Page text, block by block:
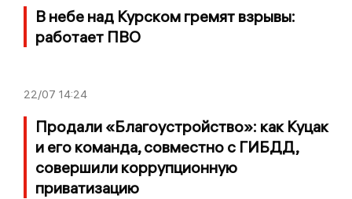
В небе над Курском гремят взрывы:
работает ПВО
22/07 14:24
Продали «Благоустройство»: как Куцак
и его команда, совместно с ГИБДД,
совершили коррупционную
приватизацию